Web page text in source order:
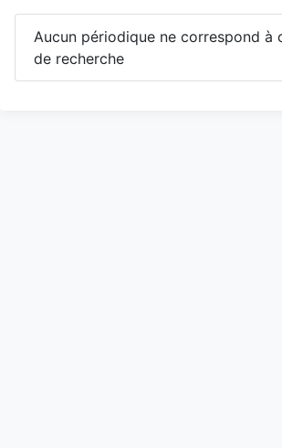
Aucun périodique ne correspond à
de recherche